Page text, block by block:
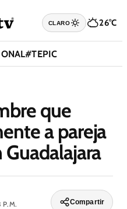
CLARO 26°C
#TEPIC
que
a pareja
P.M.
Compartir